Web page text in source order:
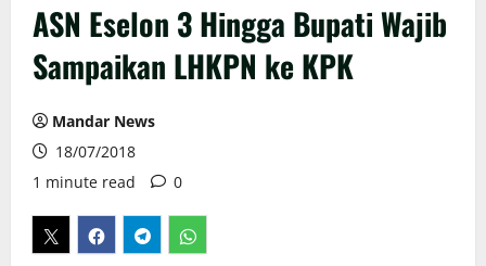
ASN Eselon 3 Hingga Bupati Wajib
Sampaikan LHKPN ke KPK
Mandar News
18/07/2018
1 minute read
0